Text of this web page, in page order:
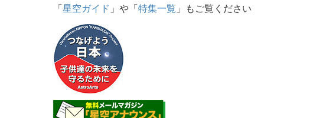
「星空ガイド 」や「特集一覧 」もご覧ください